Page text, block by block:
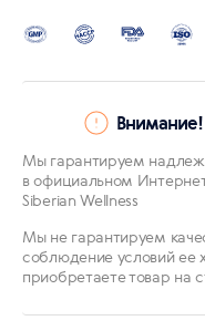
Внимание!
Мы гарантируем
в официальном
Siberian Wellness
Мы не гарантируем
соблюдение условий ее
приобретаете товар на